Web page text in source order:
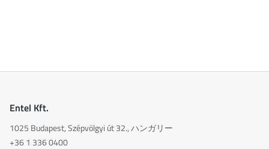
Entel Kft.
1025 Budapest, Szépvölgyi út 32., ハンガリー
+36 1 336 0400